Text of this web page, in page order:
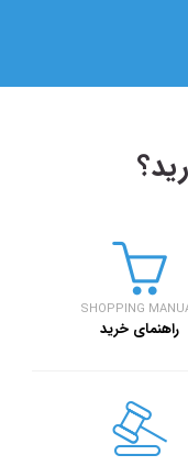
سفر۷۲۴SHOPPING
راهنمای خرید